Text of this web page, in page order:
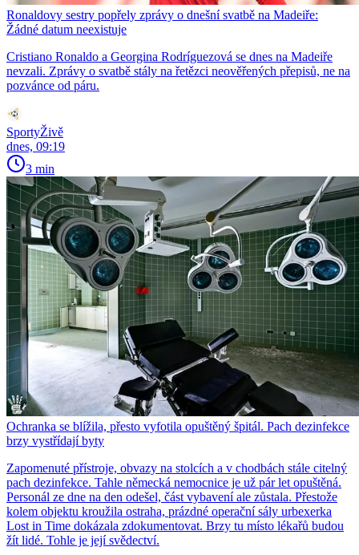
Ronaldovy sestry popřely zprávy o dnešní svatbě na Madeiře:
Žádné datum neexistuje
Cristiano Ronaldo a Georgina Rodríguezová se dnes na Madeiře
nevzali. Zprávy o svatbě stály na řetězci neověřených přepisů, ne na
pozvánce od páru.
SportyŽivě
dnes, 09:19
3 min
Ochranka se blížila, přesto vyfotila opuštěný špitál. Pach dezinfekce
brzy vystřídají byty
Zapomenuté přístroje, obvazy na stolcích a v chodbách stále citelný
pach dezinfekce. Tahle německá nemocnice je už pár let opuštěná.
Personál ze dne na den odešel, část vybavení ale zůstala. Přestože
kolem objektu kroužila ostraha, prázdné operační sály urbexerka
Lost in Time dokázala zdokumentovat. Brzy tu místo lékařů budou
žít lidé. Tohle je její svědectví.